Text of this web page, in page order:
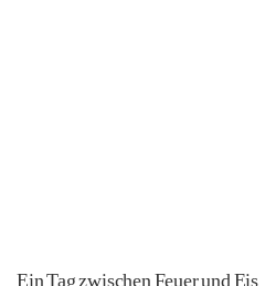
Ein Tag zwischen Feuer und Eis